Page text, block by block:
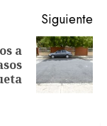
Siguiente
a